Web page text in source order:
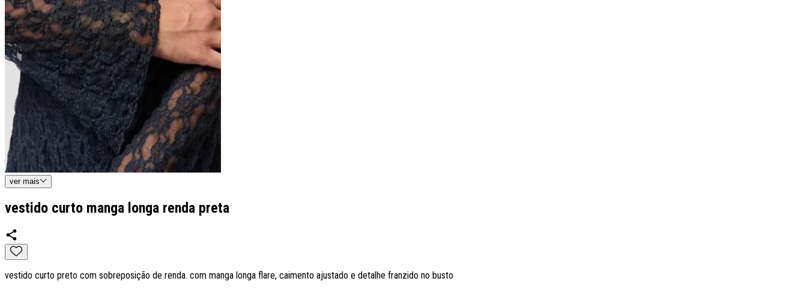
ver mais
vestido curto manga longa renda preta
vestido curto preto com sobreposição de renda. com manga longa flare, caimento ajustado e detalhe franzido no busto